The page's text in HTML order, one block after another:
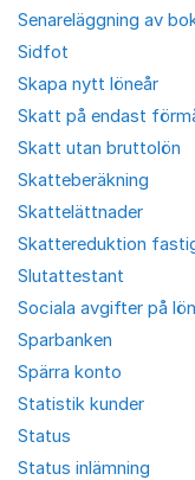
Senareläggning av
Sidfot
Skapa nytt löneår
Skatt på endast
Skatt utan bruttolön
Skatteberäkning
Skattelättnader
Skattereduktion
Slutattestant
Sociala avgifter på
Sparbanken
Spärra konto
Statistik kunder
Status
Status inlämning